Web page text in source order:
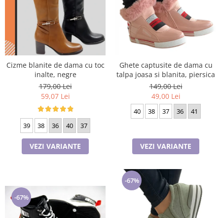
Cizme blanite de dama cu toc
inalte, negre
179,00 Lei
59,07 Lei
39 38 36 40 37
VEZI VARIANTE
Ghete captusite de dama cu
talpa joasa si blanita, piersica
149,00 Lei
49,00 Lei
40 38 37 36 41
VEZI VARIANTE
-67%
-67%